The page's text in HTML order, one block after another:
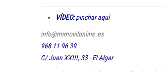
VÍDEO:pinchar aquí
info@mimovilonline.es
968 11 96 39
C/ Juan XXIII, 33 - El Algar